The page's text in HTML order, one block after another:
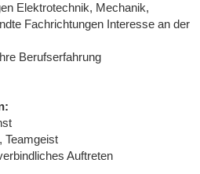
Elektrotechnik, Mechanik,
Fachrichtungen Interesse an der
Berufserfahrung
Teamgeist
Auftreten